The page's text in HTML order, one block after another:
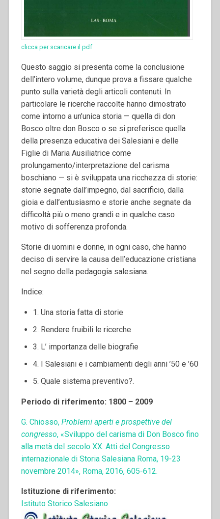
clicca per scaricare il pdf
Questo saggio si presenta come la conclusione
dell’intero volume, dunque prova a fissare qualche
punto sulla varietà degli articoli contenuti. In
particolare le ricerche raccolte hanno dimostrato
come intorno a un’unica storia — quella di don
Bosco oltre don Bosco o se si preferisce quella
della presenza educativa dei Salesiani e delle
Figlie di Maria Ausiliatrice come
prolungamento/interpretazione del carisma
boschiano — si è sviluppata una ricchezza di storie:
storie segnate dall’impegno, dal sacrificio, dalla
gioia e dall’entusiasmo e storie anche segnate da
difficoltà più o meno grandi e in qualche caso
motivo di sofferenza profonda.
Storie di uomini e donne, in ogni caso, che hanno
deciso di servire la causa dell’educazione cristiana
nel segno della pedagogia salesiana.
Indice:
1. Una storia fatta di storie
2. Rendere fruibili le ricerche
3. L’ importanza delle biografie
4. I Salesiani e i cambiamenti degli anni ’50 e ’60
5. Quale sistema preventivo?.
Periodo di riferimento: 1800 – 2009
G. Chiosso, Problemi aperti e prospettive del
congresso, «Sviluppo del carisma di Don Bosco fino
alla metà del secolo XX. Atti del Congresso
internazionale di Storia Salesiana Roma, 19-23
novembre 2014», Roma, 2016, 605-612.
Istituzione di riferimento:
Istituto Storico Salesiano